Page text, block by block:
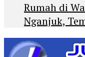
Rumah di
Nganjuk,